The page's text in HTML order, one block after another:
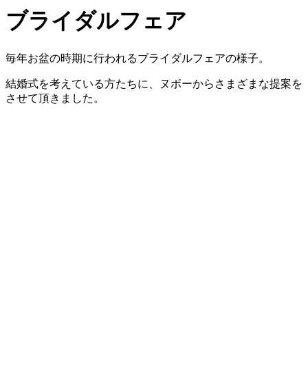
ブライダルフェア
毎年お盆の時期に行われるブライダルフェアの様子。
結婚式を考えている方たちに、ヌボーからさまざまな提案を
させて頂きました。